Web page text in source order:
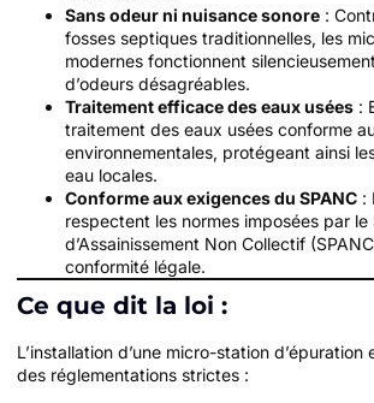
Sans odeur ni nuisance sonore :
fosses septiques traditionnelles, les
modernes fonctionnent
d’odeurs désagréables.
Traitement efficace des eaux usées :
traitement des eaux usées conforme
environnementales, protégeant ainsi
eau locales.
Conforme aux exigences du SPANC :
respectent les normes imposées par le
d’Assainissement Non Collectif
conformité légale.
Ce que dit la loi :
L’installation d’une micro-station
des réglementations strictes :